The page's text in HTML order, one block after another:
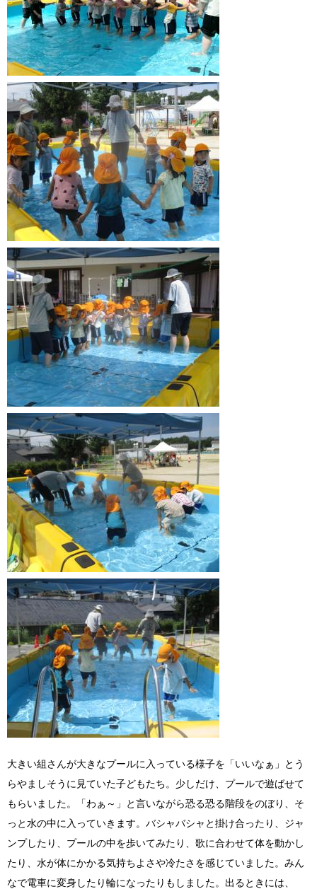
大きい組さんが大きなプールに入っている様子を「いいなぁ」とう
らやましそうに見ていた子どもたち。少しだけ、プールで遊ばせて
もらいました。「わぁ～」と言いながら恐る恐る階段をのぼり、そ
っと水の中に入っていきます。バシャバシャと掛け合ったり、ジャ
ンプしたり、プールの中を歩いてみたり、歌に合わせて体を動かし
たり、水が体にかかる気持ちよさや冷たさを感じていました。みん
なで電車に変身したり輪になったりもしました。出るときには、